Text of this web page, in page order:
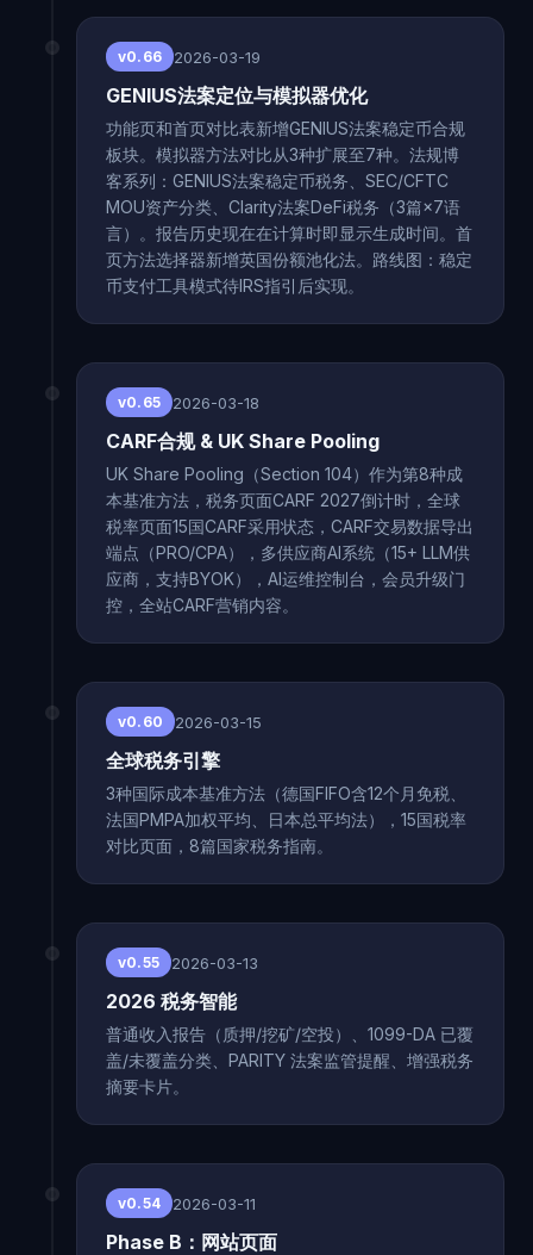
v0.66 2026-03-19
GENIUS法案定位与模拟器优化
功能页和首页对比表新增GENIUS法案稳定币合规
板块。模拟器方法对比从3种扩展至7种。法规博
客系列：GENIUS法案稳定币税务、SEC/CFTC
MOU资产分类、Clarity法案DeFi税务（3篇×7语
言）。报告历史现在在计算时即显示生成时间。首
页方法选择器新增英国份额池化法。路线图：稳定
币支付工具模式待IRS指引后实现。
v0.65 2026-03-18
CARF合规 & UK Share Pooling
UK Share Pooling（Section 104）作为第8种成
本基准方法，税务页面CARF 2027倒计时，全球
税率页面15国CARF采用状态，CARF交易数据导出
端点（PRO/CPA），多供应商AI系统（15+ LLM供
应商，支持BYOK），AI运维控制台，会员升级门
控，全站CARF营销内容。
v0.60 2026-03-15
全球税务引擎
3种国际成本基准方法（德国FIFO含12个月免税、
法国PMPA加权平均、日本总平均法），15国税率
对比页面，8篇国家税务指南。
v0.55 2026-03-13
2026 税务智能
普通收入报告（质押/挖矿/空投）、1099-DA 已覆
盖/未覆盖分类、PARITY 法案监管提醒、增强税务
摘要卡片。
v0.54 2026-03-11
Phase B：网站页面